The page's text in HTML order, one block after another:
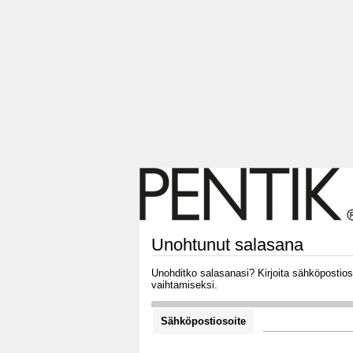
Unohtunut salasana
Unohditko salasanasi? Kirjoita
vaihtamiseksi.
Sähköpostiosoite